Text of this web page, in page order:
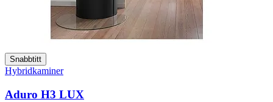
Snabbtitt
Hybridkaminer
Aduro H3 LUX